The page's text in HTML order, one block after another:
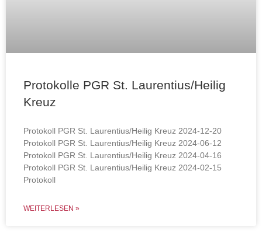
Protokolle PGR St. Laurentius/Heilig
Kreuz
Protokoll PGR St. Laurentius/Heilig Kreuz 2024-12-20
Protokoll PGR St. Laurentius/Heilig Kreuz 2024-06-12
Protokoll PGR St. Laurentius/Heilig Kreuz 2024-04-16
Protokoll PGR St. Laurentius/Heilig Kreuz 2024-02-15
Protokoll
WEITERLESEN »